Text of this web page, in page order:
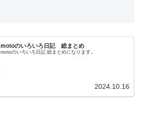
motoのいろいろ日記 総まとめ
motoのいろいろ日記 総まとめになります。
2024.10.16